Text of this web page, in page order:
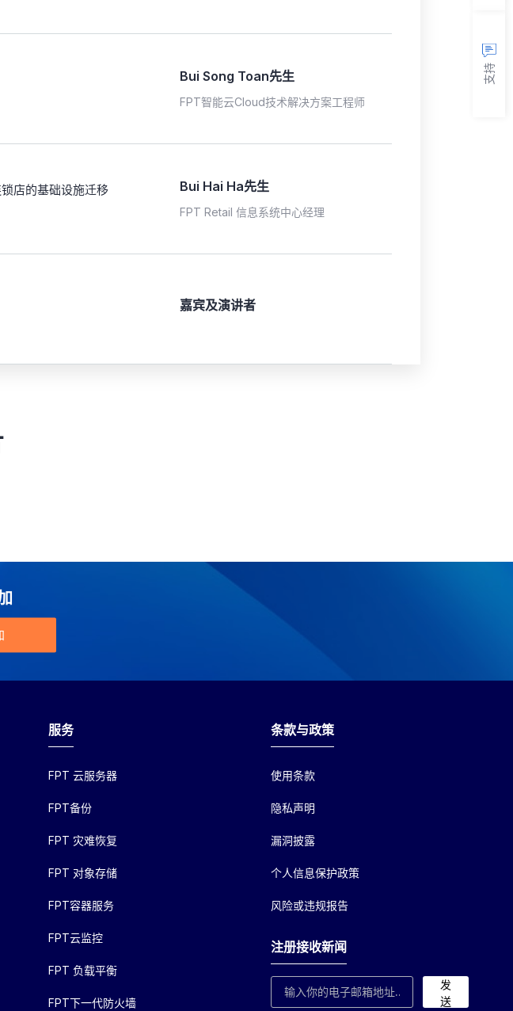
Bui Song Toan先生
FPT智能云Cloud技术解决方案工程师
店的基础设施迁移
Bui Hai Ha先生
FPT Retail 信息系统中心经理
嘉宾及演讲者
服务
FPT 云服务器
FPT备份
FPT 灾难恢复
FPT 对象存储
FPT容器服务
FPT云监控
FPT 负载平衡
FPT下一代防火墙
条款与政策
使用条款
隐私声明
漏洞披露
个人信息保护政策
风险或违规报告
注册接收新闻
发
送
支持